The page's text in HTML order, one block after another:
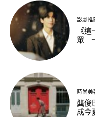
影劇推
《
眾
時尚美
龔俊
成今